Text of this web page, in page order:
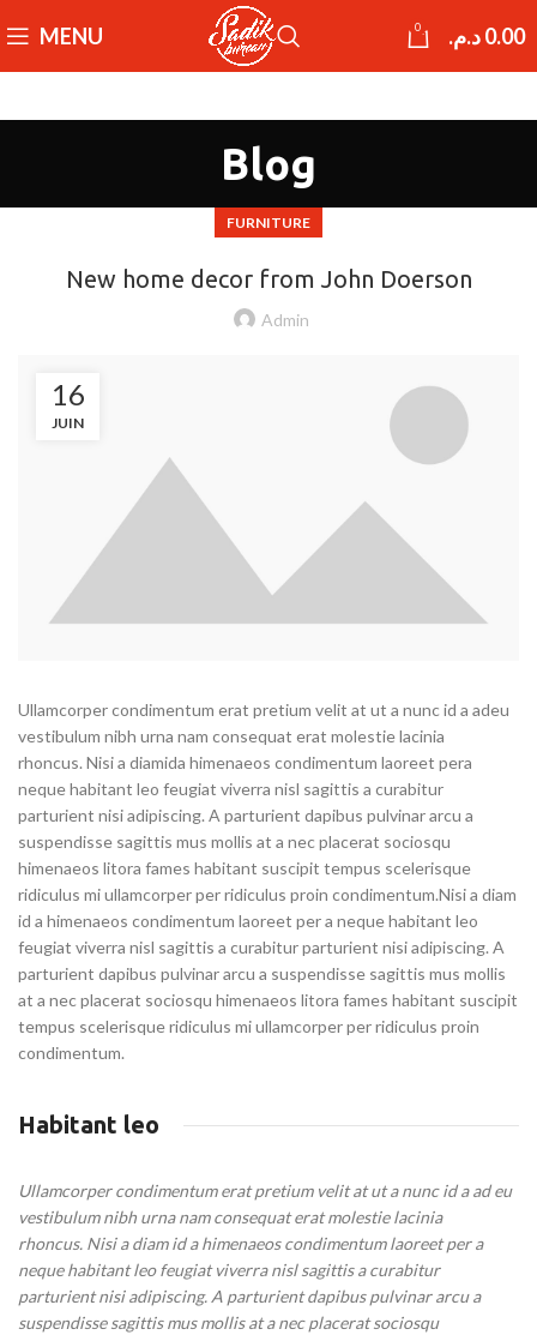
MENU 0 0.00د.م.
Blog
FURNITURE
New home decor from John Doerson
Admin
16
JUIN
Ullamcorper condimentum erat pretium velit at ut a nunc id a adeu
vestibulum nibh urna nam consequat erat molestie lacinia
rhoncus. Nisi a diamida himenaeos condimentum laoreet pera
neque habitant leo feugiat viverra nisl sagittis a curabitur
parturient nisi adipiscing. A parturient dapibus pulvinar arcu a
suspendisse sagittis mus mollis at a nec placerat sociosqu
himenaeos litora fames habitant suscipit tempus scelerisque
ridiculus mi ullamcorper per ridiculus proin condimentum.Nisi a diam
id a himenaeos condimentum laoreet per a neque habitant leo
feugiat viverra nisl sagittis a curabitur parturient nisi adipiscing. A
parturient dapibus pulvinar arcu a suspendisse sagittis mus mollis
at a nec placerat sociosqu himenaeos litora fames habitant suscipit
tempus scelerisque ridiculus mi ullamcorper per ridiculus proin
condimentum.
Habitant leo
Ullamcorper condimentum erat pretium velit at ut a nunc id a ad eu
vestibulum nibh urna nam consequat erat molestie lacinia
rhoncus. Nisi a diam id a himenaeos condimentum laoreet per a
neque habitant leo feugiat viverra nisl sagittis a curabitur
parturient nisi adipiscing. A parturient dapibus pulvinar arcu a
suspendisse sagittis mus mollis at a nec placerat sociosqu